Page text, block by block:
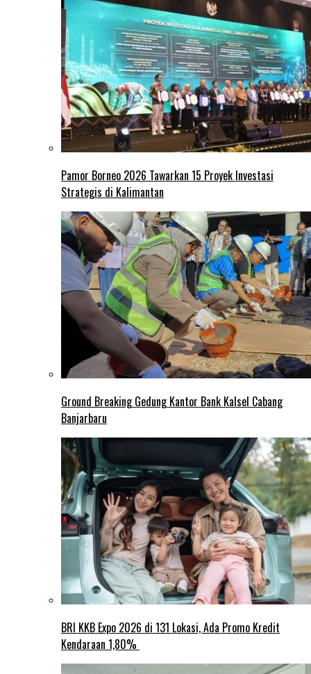
Pamor Borneo 2026 Tawarkan 15 Proyek Investasi
Strategis di Kalimantan
Ground Breaking Gedung Kantor Bank Kalsel Cabang
Banjarbaru
BRI KKB Expo 2026 di 131 Lokasi, Ada Promo Kredit
Kendaraan 1,80%